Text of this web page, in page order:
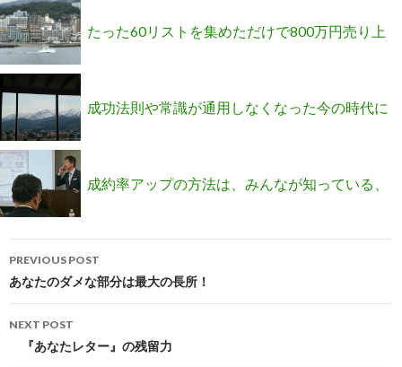
参加！コンサルティングのマインドで質問に回
たった60リストを集めただけで800万円売り上
げる効率的な集客ノウハウとは？
成功法則や常識が通用しなくなった今の時代に
効果的な売上アップのマインドとは？
成約率アップの方法は、みんなが知っている、
Post
navigation
PREVIOUS POST
あなたのダメな部分は最大の長所！
NEXT POST
『あなたレター』の残留力